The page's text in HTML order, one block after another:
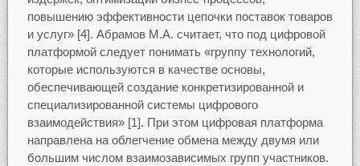
повышению эффективности цепочки поставок товаров
и услуг» [4]. Абрамов М.А. считает, что под цифровой
платформой следует понимать «группу технологий,
которые используются в качестве основы,
обеспечивающей создание конкретизированной и
специализированной системы цифрового
взаимодействия» [1]. При этом цифровая платформа
направлена на облегчение обмена между двумя или
большим числом взаимозависимых групп участников.